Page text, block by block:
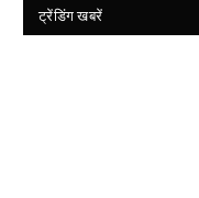
ट्रेंडिंग खबरें